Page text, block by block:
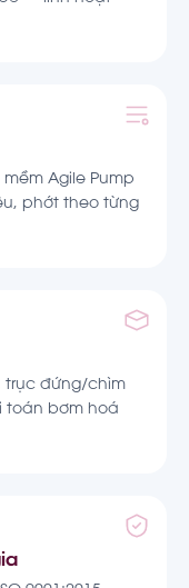
Agile Pump
phớt theo từng
trục đứng/chìm
toán bơm hoá